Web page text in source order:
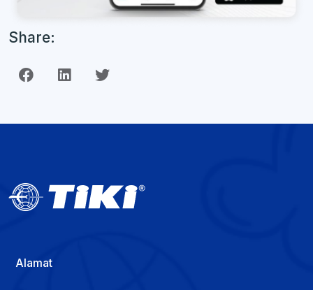
Share:
Alamat